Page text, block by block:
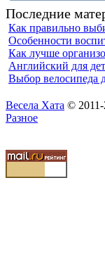
Последние
Как правильно
Особенности
Как лучше
Английский для
Выбор велосипеда
Весела Хата © 2011-
Разное